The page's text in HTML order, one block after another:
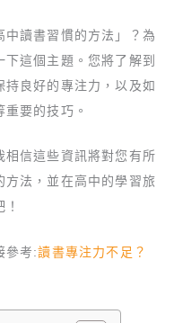
讀書習慣的方法」？為
這個主題。您將了解到
良好的專注力，以及如
要的技巧。
相信這些資訊將對您有所
方法，並在高中的學習旅
參考:讀書專注力不足？